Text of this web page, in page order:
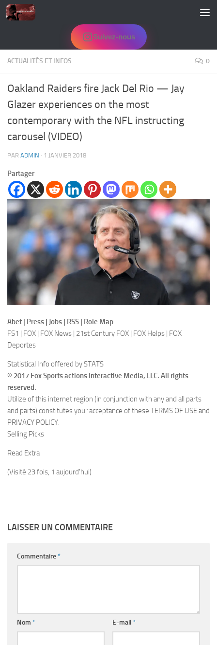
Skip to content
Suivez-nous
ACTUALITÉS ET INFOS 0
Oakland Raiders fire Jack Del Rio — Jay
Glazer experiences on the most
contemporary with the NFL instructing
carousel (VIDEO)
PAR ADMIN · 1 JANVIER 2018
Partager
Abet | Press | Jobs | RSS | Role Map
FS1 | FOX | FOX News | 21st Century FOX | FOX Helps | FOX
Deportes
Statistical Info offered by STATS
© 2017 Fox Sports actions Interactive Media, LLC. All rights
reserved.
Utilize of this internet region (in conjunction with any and all parts
and parts) constitutes your acceptance of these TERMS OF USE and
PRIVACY POLICY.
Selling Picks
Read Extra
(Visité 23 fois, 1 aujourd'hui)
LAISSER UN COMMENTAIRE
Commentaire*
Nom * E-mail *